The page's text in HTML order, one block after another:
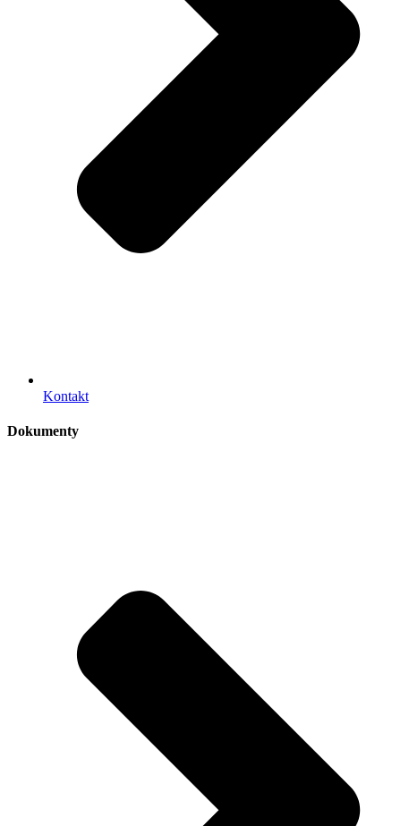
Kontakt
Dokumenty